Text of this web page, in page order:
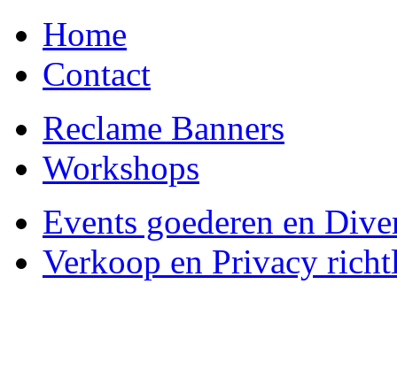
Home
Contact
Reclame Banners
Workshops
Events goederen en
Verkoop en Privacy